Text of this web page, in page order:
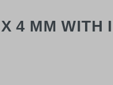
4 MM WITH